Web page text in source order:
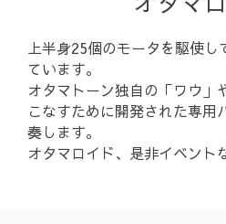
上半身25個のモータを駆使し
ています。
オタマトーン独自の「ワウ」
こなすために開発された専用
奏します。
オタマロイド、是非イベント